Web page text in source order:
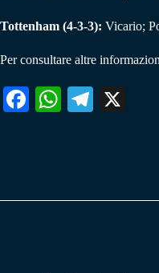
Tottenham (4-3-3): Vicario;
Per consultare altre
Fa W
pp
Te
m